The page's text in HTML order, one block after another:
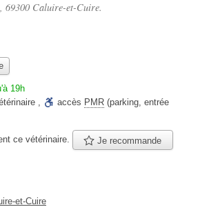
, 69300 Caluire-et-Cuire.
19h
, accès PMR (parking, entrée
ce vétérinaire. Je recommande
et-Cuire